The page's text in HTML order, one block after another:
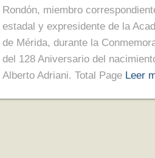
Rondón, miembro
estadal y expresidente de la
de Mérida, durante la
del 128 Aniversario del
Alberto Adriani. Total Page Leer